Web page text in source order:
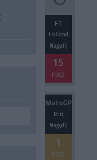
F1
Holland
Nagydíj
15
nap
MotoGP
Brit
Nagydíj
1
nap